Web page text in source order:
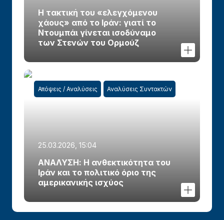
Η τακτική του «ελεγχόμενου
χάους» από το Ιράν: γιατί το
Ντουμπάι γίνεται ισοδύναμο
των Στενών του Ορμούζ
Απόψεις / Αναλύσεις Αναλύσεις Συντακτών
25.03.2026, 15:04
ΑΝΑΛΥΣΗ: Η ανθεκτικότητα του
Ιράν και το πολιτικό όριο της
αμερικανικής ισχύος